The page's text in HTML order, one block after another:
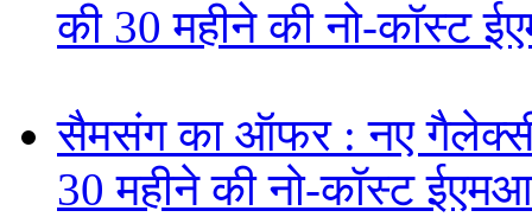
की 30 महीने की नो-कॉस्ट
सैमसंग का ऑफर : नए
30 महीने की नो-कॉस्ट